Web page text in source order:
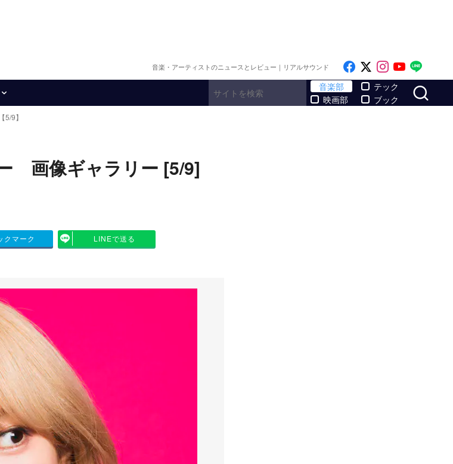
音楽・アーティストのニュースとレビュー｜リアルサウンド Like on Facebook
Follow on x
Follow on
Follow
音楽部
映画部
テック
ブック
5/9】
画像ギャラリー [5/9]
クマーク LINEで送る